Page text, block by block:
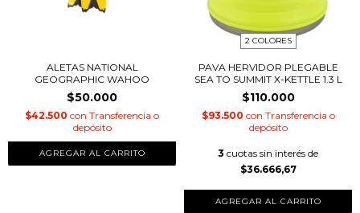
ALETAS NATIONAL
GEOGRAPHIC WAHOO
$50.000
$42.500 con Transferencia o
depósito
2 COLORES
PAVA HERVIDOR PLEGABLE
SEA TO SUMMIT X-KETTLE 1.3 L
$110.000
$93.500 con Transferencia o
depósito
3 cuotas sin interés de
$36.666,67
AGREGAR AL CARRITO